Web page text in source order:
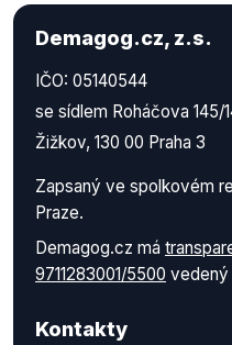
Demagog.cz, z.s.
IČO: 05140544
se sídlem Roháčova 145/
Žižkov, 130 00 Praha 3
Zapsaný ve spolkovém
Praze.
Demagog.cz má
9711283001/5500 vedený
Kontakty